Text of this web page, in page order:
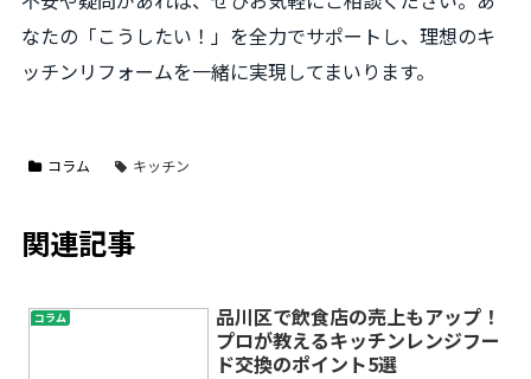
なたの「こうしたい！」を全力でサポートし、理想のキ
ッチンリフォームを一緒に実現してまいります。
コラム キッチン
関連記事
コラム
品川区で飲食店の売上もアップ！
プロが教えるキッチンレンジフー
ド交換のポイント5選